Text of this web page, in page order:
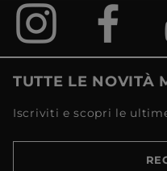
TUTTE LE NOVITÀ
Iscriviti e scopri le